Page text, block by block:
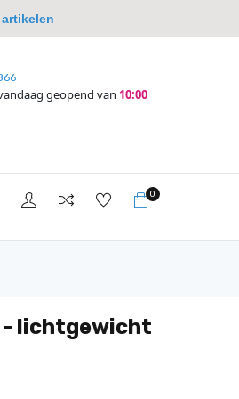
geopend van 10:00
0
- lichtgewicht
artikelen